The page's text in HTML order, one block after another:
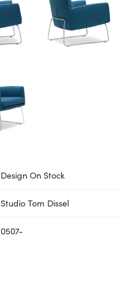
Design On Stock
Studio Tom Dissel
0507-